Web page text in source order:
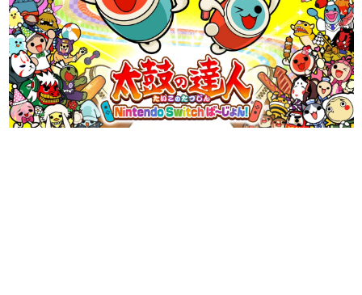
若ゲのいたり〜ゲームクリエイターの青春〜
『うつヌケ』『ペンと箸』等で知られるマンガ家・田中圭
一先生によるゲーム業界レポートマンガです。
なんでゲームは面白い？
ゲーム開発者・hamatsu氏がゲームの魅力を画面や操作の
具体的な形から解き明かしていく、硬派で骨太な評論連載
です。